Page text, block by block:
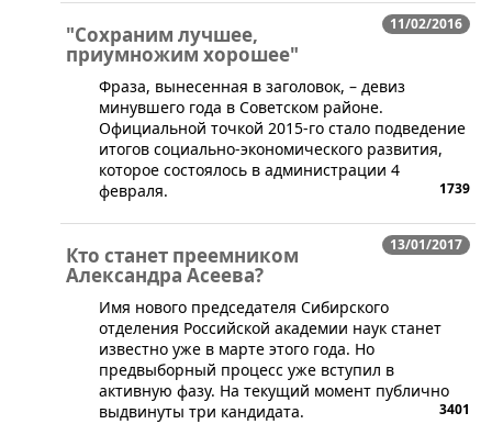
11/02/2016
"Сохраним лучшее,
приумножим хорошее"
Фраза, вынесенная в заголовок, – девиз
минувшего года в Советском районе.
Официальной точкой 2015-го стало подведение
итогов социально-экономического развития,
которое состоялось в администрации 4
февраля.
1739
13/01/2017
Кто станет преемником
Александра Асеева?
Имя нового председателя Сибирского
отделения Российской академии наук станет
известно уже в марте этого года. Но
предвыборный процесс уже вступил в
активную фазу. На текущий момент публично
выдвинуты три кандидата.
3401